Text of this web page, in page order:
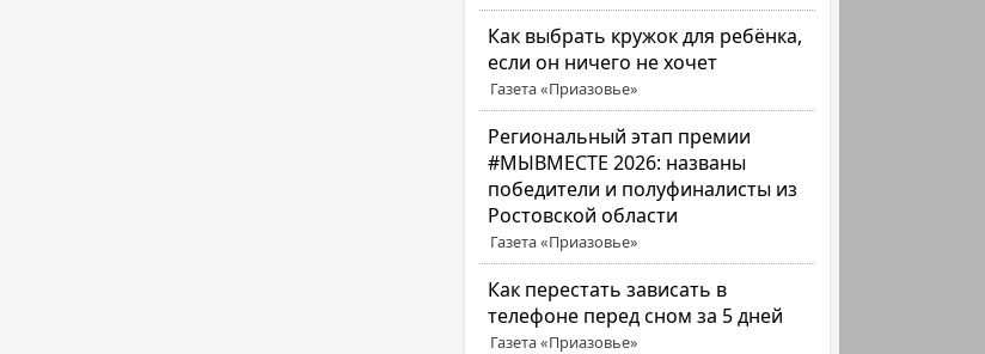
Как выбрать кружок для ребёнка,
если он ничего не хочет
Газета «Приазовье»
Региональный этап премии
#МЫВМЕСТЕ 2026: названы
победители и полуфиналисты из
Ростовской области
Газета «Приазовье»
Как перестать зависать в
телефоне перед сном за 5 дней
Газета «Приазовье»